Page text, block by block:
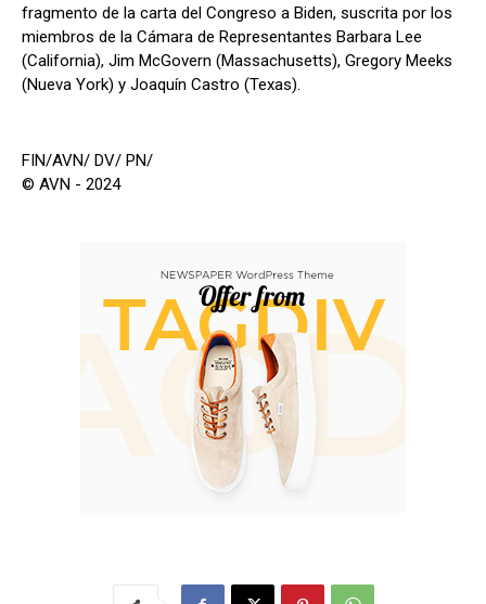
fragmento de la carta del Congreso a Biden, suscrita por los
miembros de la Cámara de Representantes Barbara Lee
(California), Jim McGovern (Massachusetts), Gregory Meeks
(Nueva York) y Joaquín Castro (Texas).
FIN/AVN/ DV/ PN/
© AVN - 2024